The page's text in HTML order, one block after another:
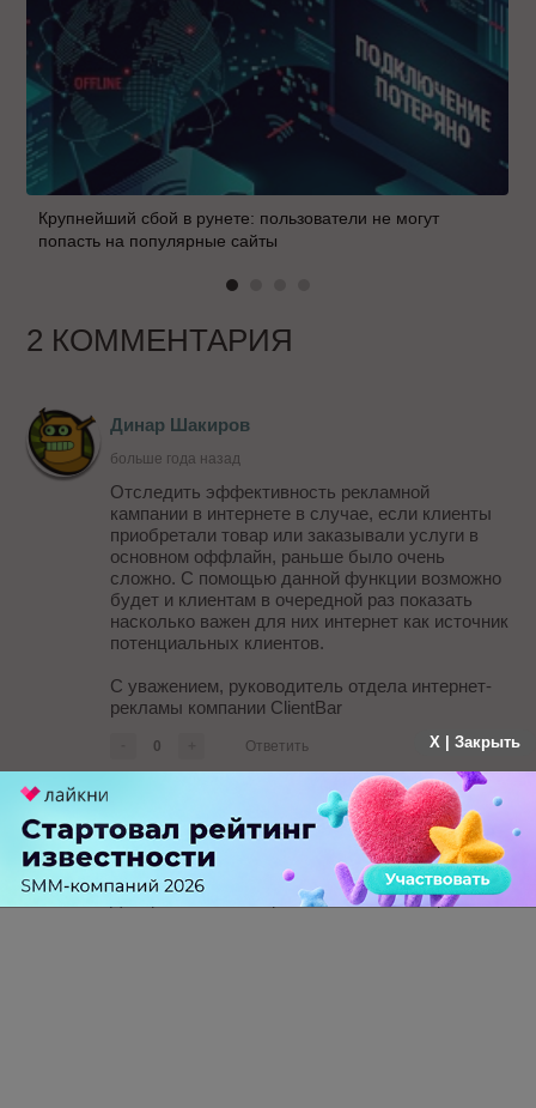
Крупнейший сбой в рунете: пользователи не могут
попасть на популярные сайты
2 КОММЕНТАРИЯ
Динар Шакиров
больше года назад
Отследить эффективность рекламной
кампании в интернете в случае, если клиенты
приобретали товар или заказывали услуги в
основном оффлайн, раньше было очень
сложно. С помощью данной функции возможно
будет и клиентам в очередной раз показать
насколько важен для них интернет как источник
потенциальных клиентов.
С уважением, руководитель отдела интернет-
рекламы компании ClientBar
0 Ответить
Дмитрий Белозеров
больше года назад
Динар, спасибо за грамотный комментарий.
X | Закрыть